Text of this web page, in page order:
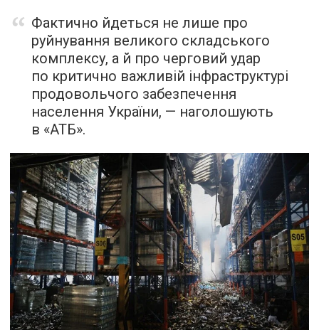
Фактично йдеться не лише про
руйнування великого складського
комплексу, а й про черговий удар
по критично важливій інфраструктурі
продовольчого забезпечення
населення України, — наголошують
в «АТБ».